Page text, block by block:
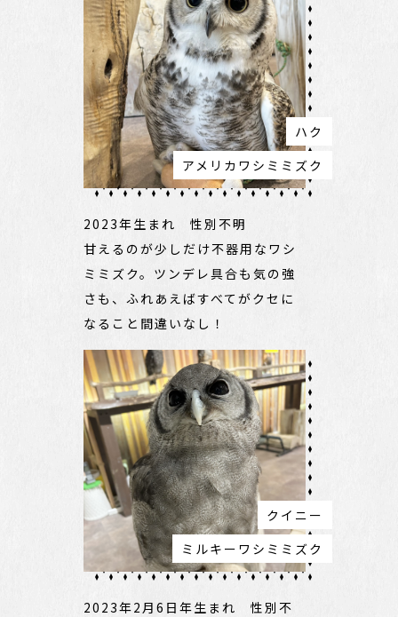
ハク
アメリカワシミミズク
2023年生まれ 性別不明
甘えるのが少しだけ不器用なワシ
ミミズク。ツンデレ具合も気の強
さも、ふれあえばすべてがクセに
なること間違いなし！
クイニー
ミルキーワシミミズク
2023年2月6日年生まれ 性別不